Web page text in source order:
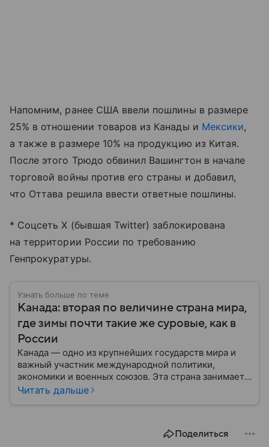
Напомним, ранее США ввели пошлины в размере
25% в отношении товаров из Канады и Мексики,
а также в размере 10% на продукцию из Китая.
После этого Трюдо обвинил Вашингтон в начале
торговой войны против его страны и добавил,
что Оттава решила ввести ответные пошлины.
* Соцсеть X (бывшая Twitter) заблокирована
на территории России по требованию
Генпрокуратуры.
Узнать больше по теме
Канада: вторая по величине страна мира,
где зимы почти такие же суровые, как в
России
Канада — одно из крупнейших государств мира и
важный участник международной политики,
экономики и военных союзов. Эта страна занимает
огромную часть Северной Америки и обладает
Канада на карте мира, какое там политическое
Читать дальше
Поделиться